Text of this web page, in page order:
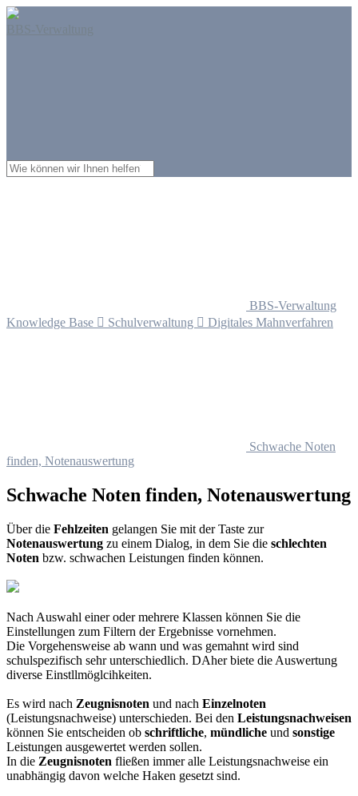
BBS-Verwaltung
BBS-Verwaltung
Knowledge Base  Schulverwaltung  Digitales Mahnverfahren
Schwache Noten
finden, Notenauswertung
Schwache Noten finden, Notenauswertung
Über die Fehlzeiten gelangen Sie mit der Taste zur
Notenauswertung zu einem Dialog, in dem Sie die schlechten
Noten bzw. schwachen Leistungen finden können.
Nach Auswahl einer oder mehrere Klassen können Sie die
Einstellungen zum Filtern der Ergebnisse vornehmen.
Die Vorgehensweise ab wann und was gemahnt wird sind
schulspezifisch sehr unterschiedlich. DAher biete die Auswertung
diverse Einstllmöglcihkeiten.
Es wird nach Zeugnisnoten und nach Einzelnoten
(Leistungsnachweise) unterschieden. Bei den Leistungsnachweisen
können Sie entscheiden ob schriftliche, mündliche und sonstige
Leistungen ausgewertet werden sollen.
In die Zeugnisnoten fließen immer alle Leistungsnachweise ein
unabhängig davon welche Haken gesetzt sind.